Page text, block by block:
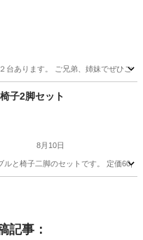
台あります。 ご兄弟、姉妹でぜひご
姉妹子2脚セット
8月10日
と椅子二脚のセットです。 定価
記事：